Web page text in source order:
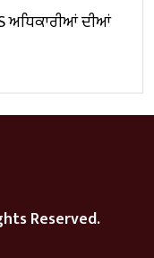
ਅਧਿਕਾਰੀਆਂ ਦੀਆਂ
Reserved.